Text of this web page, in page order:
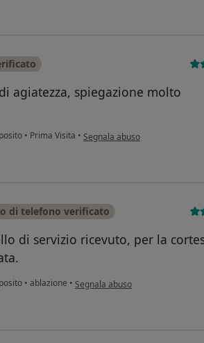
agiatezza, spiegazione molto
• Prima Visita • secondo l'opinione dell'utente
Segnala abuso
di telefono verificato
di servizio ricevuto, per la
• ablazione • secondo l'opinione dell'utente
Segnala abuso